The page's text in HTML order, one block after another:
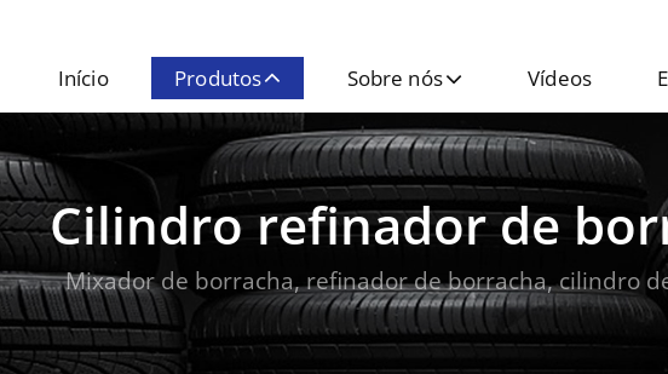
Início Produtos Sobre nós Vídeos
Cilindro refinador de
Mixador de borracha, refinador de borracha, cilindro